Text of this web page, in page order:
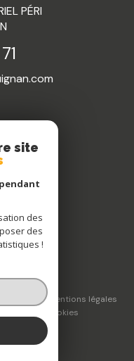
PÉRI
Mentions légales
Cookies
site
des
des
!